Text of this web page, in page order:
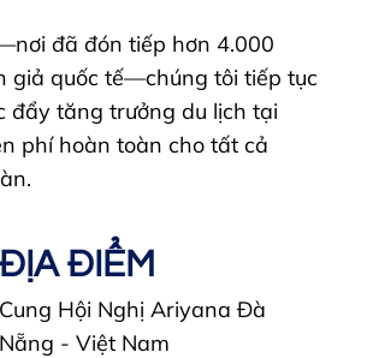
đã đón tiếp hơn 4.000
giả quốc tế—chúng tôi tiếp tục
đẩy tăng trưởng du lịch tại
phí hoàn toàn cho tất cả
ĐỊA ĐIỂM
Cung Hội Nghị Ariyana Đà
Nẵng - Việt Nam